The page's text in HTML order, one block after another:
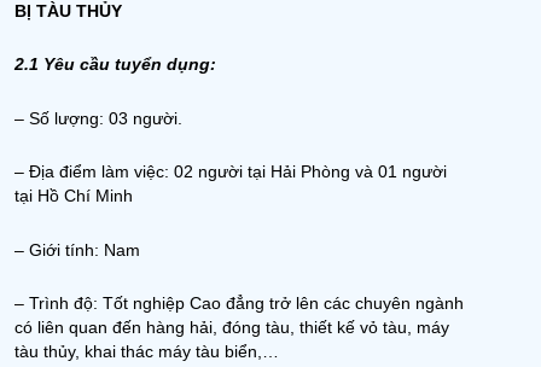
BỊ TÀU THỦY
2.1 Yêu cầu tuyển dụng:
– Số lượng: 03 người.
– Địa điểm làm việc: 02 người tại Hải Phòng và 01 người
tại Hồ Chí Minh
– Giới tính: Nam
– Trình độ: Tốt nghiệp Cao đẳng trở lên các chuyên ngành
có liên quan đến hàng hải, đóng tàu, thiết kế vỏ tàu, máy
tàu thủy, khai thác máy tàu biển,…